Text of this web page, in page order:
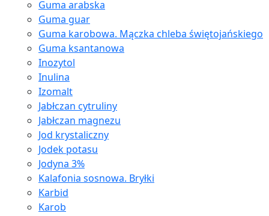
Guma arabska
Guma guar
Guma karobowa. Mączka chleba świętojańskiego
Guma ksantanowa
Inozytol
Inulina
Izomalt
Jabłczan cytruliny
Jabłczan magnezu
Jod krystaliczny
Jodek potasu
Jodyna 3%
Kalafonia sosnowa. Bryłki
Karbid
Karob